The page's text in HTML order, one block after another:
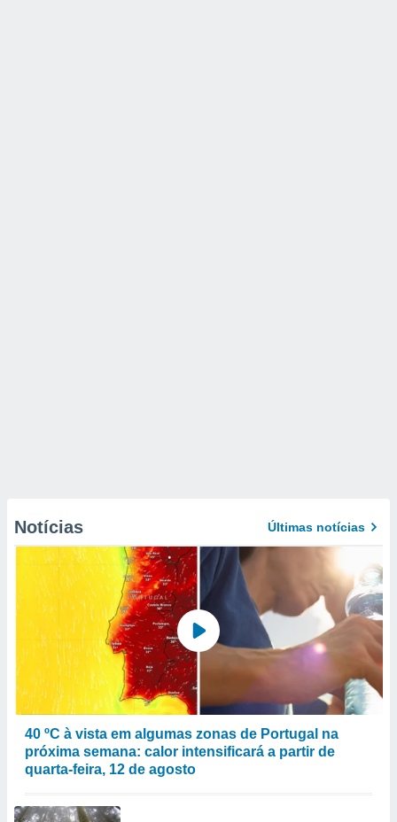
Notícias Últimas notícias
40 ºC à vista em algumas zonas de Portugal na
próxima semana: calor intensificará a partir de
quarta-feira, 12 de agosto